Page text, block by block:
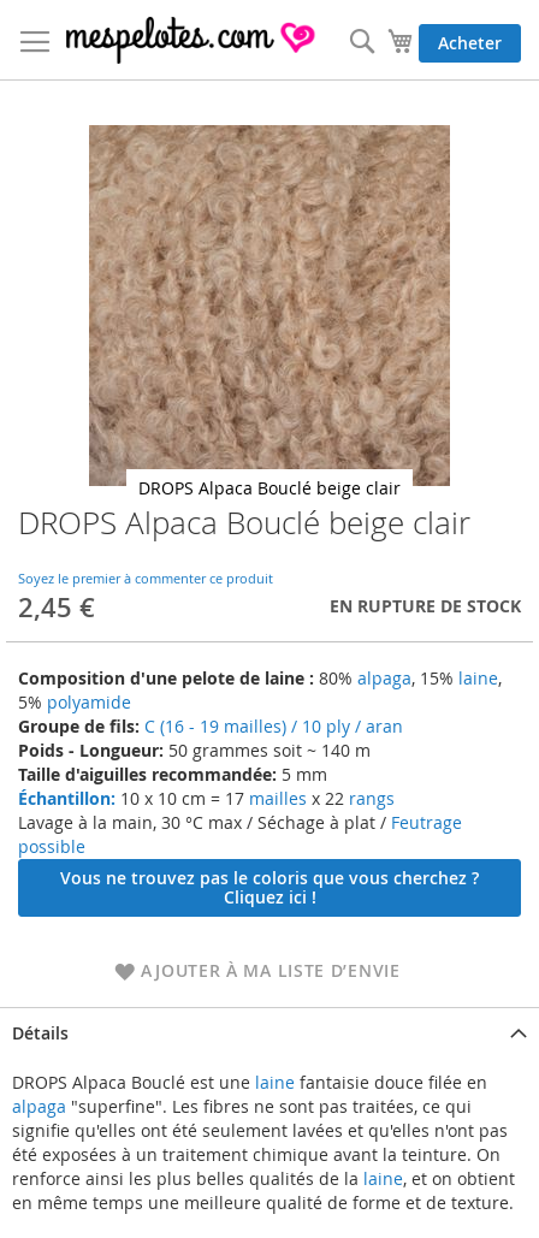
au
contenu
Mon panier
Acheter
Rechercher
DROPS Alpaca Bouclé beige clair
Soyez le premier à commenter ce produit
2,45 € EN RUPTURE DE STOCK
Composition d'une pelote de laine : 80% alpaga, 15% laine,
5% polyamide
Groupe de fils: C (16 - 19 mailles) / 10 ply / aran
Poids - Longueur: 50 grammes soit ~ 140 m
Taille d'aiguilles recommandée: 5 mm
Échantillon: 10 x 10 cm = 17 mailles x 22 rangs
Lavage à la main, 30 °C max / Séchage à plat / Feutrage
possible
Vous ne trouvez pas le coloris que vous cherchez ?
Cliquez ici !
AJOUTER À MA LISTE D’ENVIE
DROPS Alpaca Bouclé beige clair
Skip
to
beginning
of
the
gallery
Détails
DROPS Alpaca Bouclé est une laine fantaisie douce filée en
alpaga "superfine". Les fibres ne sont pas traitées, ce qui
signifie qu'elles ont été seulement lavées et qu'elles n'ont pas
été exposées à un traitement chimique avant la teinture. On
renforce ainsi les plus belles qualités de la laine, et on obtient
en même temps une meilleure qualité de forme et de texture.